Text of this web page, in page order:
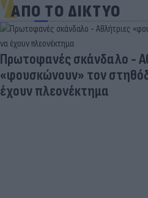
ΑΠΟ ΤΟ ΔΙΚΤΥΟ
Πρωτοφανές σκάνδαλο -
«φουσκώνουν» τον
έχουν πλεονέκτημα